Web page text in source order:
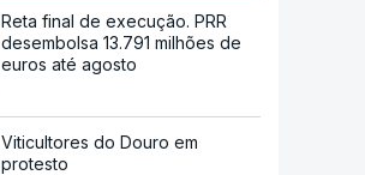
Reta final de execução. PRR
desembolsa 13.791 milhões de
euros até agosto
Viticultores do Douro em
protesto